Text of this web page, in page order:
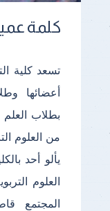
كلمة
تسعد كلية
أعضائها
بطلاب العلم
من العلوم
يألو أحد
العلوم
المجتمع